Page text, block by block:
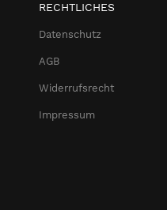
RECHTLICHES
Datenschutz
AGB
Widerrufsrecht
Impressum